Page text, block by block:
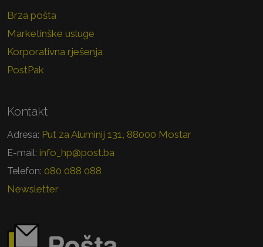
Brza pošta
Marketinške usluge
Korporativna rješenja
PostPak
Kontakt
Adresa: Put za Aluminij 131, 88000 Mostar
E-mail: info_hp@post.ba
Telefon: 080 088 088
Newsletter